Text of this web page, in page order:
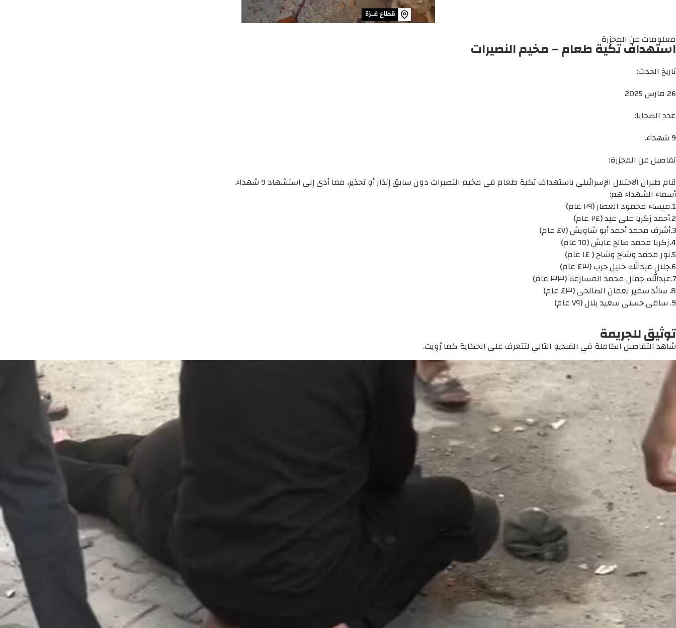
معلومات عن المجزرة
استهداف تكية طعام – مخيم النصيرات
تاريخ الحدث:
26 مارس 2025
عدد الضحايا:
9 شهداء.
تفاصيل عن المجزرة:
قام طيران الاحتلال الإسرائيلي باستهداف تكية طعام في مخيم النصيرات دون سابق إنذار أو تحذير، مما أدى إلى استشهاد 9 شهداء.
أسماء الشهداء هم:
1.ميساء محمود العصار (٢٩ عام)
2.أحمد زكريا على عيد (٢٤ عام)
3.أشرف محمد أحمد أبو شاويش (٤٧ عام)
4.زكريا محمد صالح عايش (٦٥ عام)
5.نور محمد وشاح وشاح ( ١٤ عام)
6.جلال عبدالله خليل حرب (٤٣ عام)
7.عبدالله جمال محمد المسارعة (٣٣ عام)
8. سائد سمير نعمان الصالحى (٤٣ عام)
9. سامى حسنى سعيد بلال (٧٩ عام)
توثيق للجريمة
شاهد التفاصيل الكاملة في الفيديو التالي لتتعرف على الحكاية كما رُوِيت.